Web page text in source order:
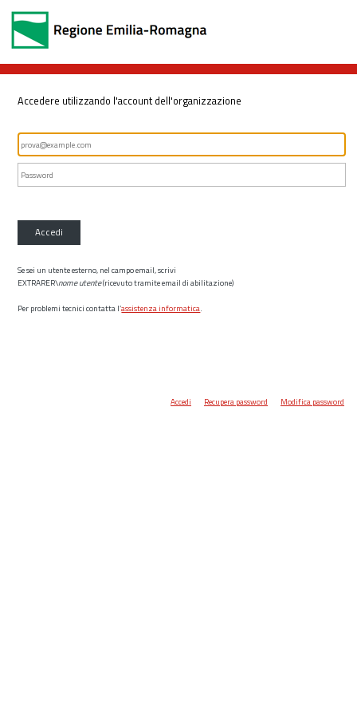
Accedere utilizzando l'account dell'organizzazione
Accedi
Se sei un utente esterno, nel campo email, scrivi
EXTRARER\nome utente(ricevuto tramite email di abilitazione)
Per problemi tecnici contatta l’assistenza informatica.
Accedi Recupera password Modifica password